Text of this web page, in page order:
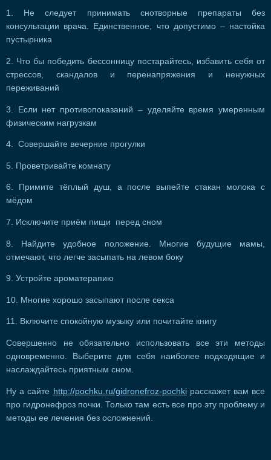
1. Не следует принимать снотворные препараты без
консультации врача. Единственное, что допустимо – настойка
пустырника
2. Что бы победить бессонницу постарайтесь, избавить себя от
стрессов, скандалов и перенапряжения и ненужных
переживаний
3. Если нет противопоказаний – уделяйте время умеренным
физическим нагрузкам
4. Совершайте вечерние прогулки
5. Проветривайте комнату
6. Примите тёплый душ, а после выпейте стакан молока с
мёдом
7. Исключите приём пищи перед сном
8. Найдите удобное положение. Многие будущие мамы,
отмечают, что легче засыпать на левом боку
9. Устройте ароматерапию
10. Многие хорошо засыпают после секса
11. Включите спокойную музыку или почитайте книгу
Совершенно не обязательно использовать все эти методы
одновременно. Выберите для себя наиболее подходящие и
наслаждайтесь приятным сном.
Ну а сайте http://pochku.ru/gidronefroz-pochkiрасскажет вам все
про гидронефроз почки. Только там есть все про эту проблему и
методы ее лечения без осложнений.